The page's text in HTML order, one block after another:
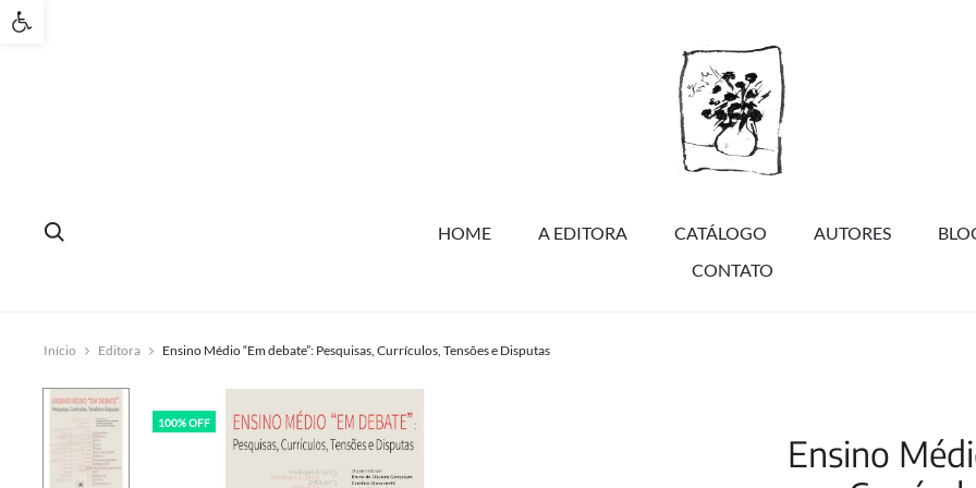
Open toolbar
HOME A EDITORA CATÁLOGO AUTORES
CONTATO
Início Editora Ensino Médio “Em debate”: Pesquisas, Currículos, Tensões e Disputas
100% OFF
Ensino